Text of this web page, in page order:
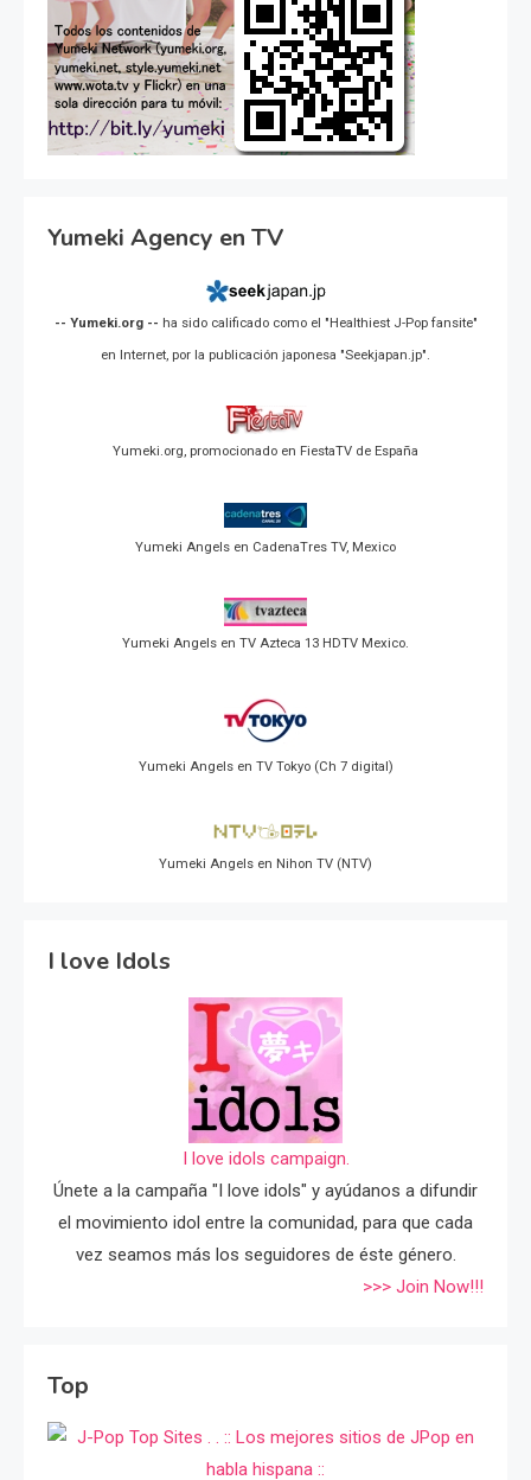
Yumeki Agency en TV
-- Yumeki.org -- ha sido calificado como el "Healthiest J-Pop fansite"
en Internet, por la publicación japonesa "Seekjapan.jp".
Yumeki.org, promocionado en FiestaTV de España
Yumeki Angels en CadenaTres TV, Mexico
Yumeki Angels en TV Azteca 13 HDTV Mexico.
Yumeki Angels en TV Tokyo (Ch 7 digital)
Yumeki Angels en Nihon TV (NTV)
I love Idols
I love idols campaign.
Únete a la campaña "I love idols" y ayúdanos a difundir
el movimiento idol entre la comunidad, para que cada
vez seamos más los seguidores de éste género.
>>> Join Now!!!
Top